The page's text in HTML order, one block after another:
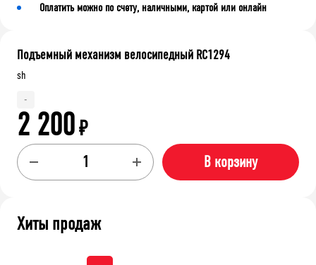
Оплатить можно по счету, наличными, картой или онлайн
Подъемный механизм велосипедный RC1294
sh
-
2 200₽
В корзину
Хиты продаж